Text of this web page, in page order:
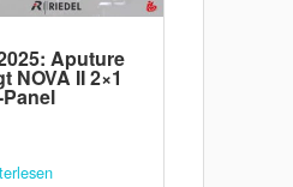
Aputure
NOVA II 2×1